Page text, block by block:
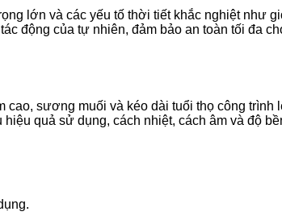
lớn và các yếu tố thời tiết khắc nghiệt như
động của tự nhiên, đảm bảo an toàn tối đa
cao, sương muối và kéo dài tuổi thọ công trình
quả sử dụng, cách nhiệt, cách âm và độ